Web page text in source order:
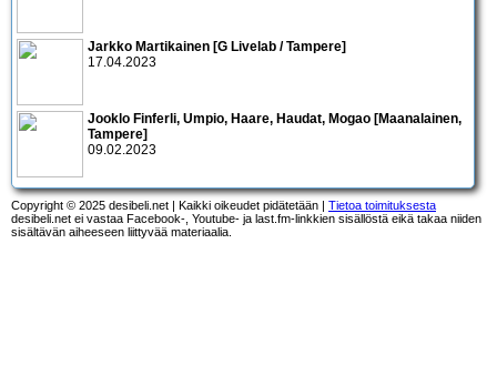
Jarkko Martikainen [G Livelab / Tampere]
17.04.2023
Jooklo Finferli, Umpio, Haare, Haudat, Mogao [Maanalainen,
Tampere]
09.02.2023
Copyright © 2025 desibeli.net | Kaikki oikeudet pidätetään | Tietoa toimituksesta
desibeli.net ei vastaa Facebook-, Youtube- ja last.fm-linkkien sisällöstä eikä takaa niiden
sisältävän aiheeseen liittyvää materiaalia.